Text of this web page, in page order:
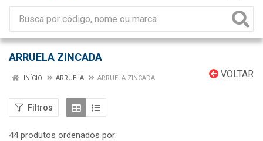
ARRUELA ZINCADA
VOLTAR
INÍCIO ARRUELA ARRUELA ZINCADA
Filtros
44 produtos ordenados por: